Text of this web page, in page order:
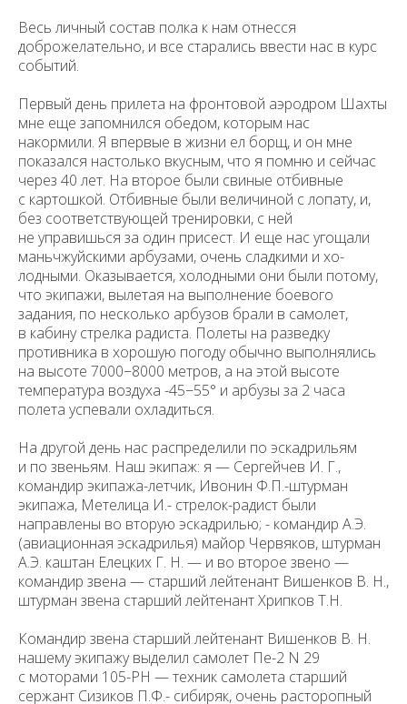
Весь личный состав полка к нам отнесся
доброжелательно, и все старались ввести нас в курс
событий.
Первый день прилета на фронтовой аэродром Шахты
мне еще запомнился обедом, которым нас
накормили. Я впервые в жизни ел борщ, и он мне
показался настолько вкусным, что я помню и сейчас
через 40 лет. На второе были свиные отбивные
с картошкой. Отбивные были величиной с лопату, и,
без соответствующей тренировки, с ней
не управишься за один присест. И еще нас угощали
маньчжуйскими арбузами, очень сладкими и хо­
лодными. Оказывается, холодными они были потому,
что экипажи, вылетая на выполнение боевого
задания, по несколько арбузов брали в самолет,
в кабину стрелка радиста. Полеты на разведку
противника в хорошую по­году обычно выполнялись
на высоте 7000−8000 метров, а на этой высоте
температура воздуха -45−55° и арбузы за 2 часа
полета успевали охла­диться.
На другой день нас распределили по эскадрильям
и по звеньям. Наш экипаж: я — Сергейчев И. Г.,
командир экипажа-летчик, Ивонин Ф.П.-штурман
экипажа, Метелица И.- стрелок-радист были
направлены во вторую эскадрилью; - командир А.Э.
(авиационная эскадрилья) майор Червяков, штурман
А.Э. каштан Елецких Г. Н. — и во второе звено —
командир звена — старший лейтенант Вишенков В. Н.,
штурман звена старший лейтенант Хрипков Т.Н.
Командир звена старший лейтенант Вишенков В. Н.
нашему экипажу вы­делил самолет Пе-2 N 29
с моторами 105-РН — техник самолета старший
сержант Сизиков П.Ф.- сибиряк, очень расторопный